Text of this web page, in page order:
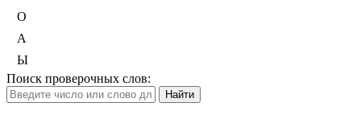
О
А
Ы
Поиск проверочных слов: